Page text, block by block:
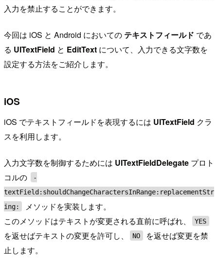
入力を禁止することができます。
今回は iOS と Android においての テキストフィールド であ
る UITextField と EditText について、入力できる文字数を
設定する方法をご紹介します。
iOS
iOS でテキストフィールドを表現するには UITextField クラ
スを利用します。
入力文字数を制御するためには UITextFieldDelegate プロト
コルの
-
textField:shouldChangeCharactersInRange:replacementStr
ing:
メソッドを実装します。
このメソッドはテキストが変更される直前に呼ばれ、
YES
を返せばテキストの変更を許可し、 NO
を返せば変更を禁
止します。